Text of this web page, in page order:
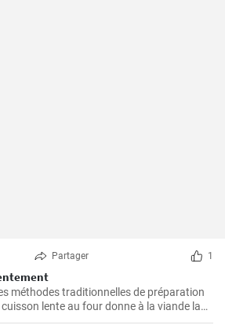
Partager 1
méthodes traditionnelles de préparation
lente au four donne à la viande la
et juteuse, en lui procurant des saveurs